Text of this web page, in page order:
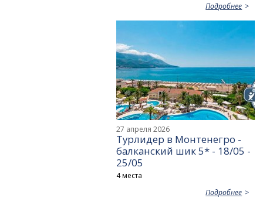
Подробнее
27 апреля 2026
Турлидер в Монтенегро -
балканский шик 5* - 18/05 -
25/05
4 места
Подробнее